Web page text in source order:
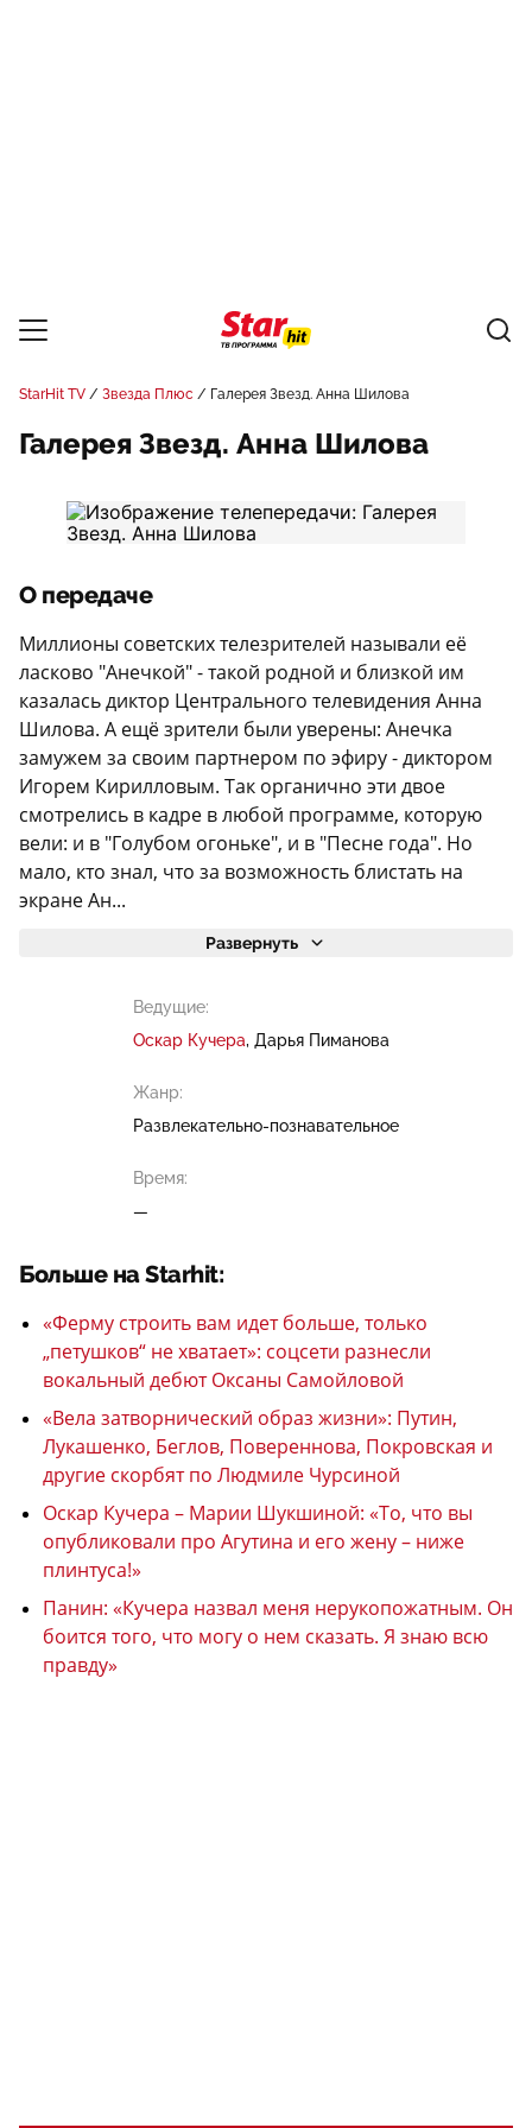
StarHit TV Звезда Плюс Галерея Звезд. Анна Шилова
Галерея Звезд. Анна Шилова
О передаче
Миллионы советских телезрителей называли её
ласково "Анечкой" - такой родной и близкой им
казалась диктор Центрального телевидения Анна
Шилова. А ещё зрители были уверены: Анечка
замужем за своим партнером по эфиру - диктором
Игорем Кирилловым. Так органично эти двое
смотрелись в кадре в любой программе, которую
вели: и в "Голубом огоньке", и в "Песне года". Но
мало, кто знал, что за возможность блистать на
экране Ан...
Развернуть
Ведущие:
Оскар Кучера Дарья Пиманова
Жанр:
Развлекательно-познавательное
Время:
—
Больше на Starhit:
«Ферму строить вам идет больше, только
„петушков“ не хватает»: соцсети разнесли
вокальный дебют Оксаны Самойловой
«Вела затворнический образ жизни»: Путин,
Лукашенко, Беглов, Повереннова, Покровская и
другие скорбят по Людмиле Чурсиной
Оскар Кучера – Марии Шукшиной: «То, что вы
опубликовали про Агутина и его жену – ниже
плинтуса!»
Панин: «Кучера назвал меня нерукопожатным. Он
боится того, что могу о нем сказать. Я знаю всю
правду»